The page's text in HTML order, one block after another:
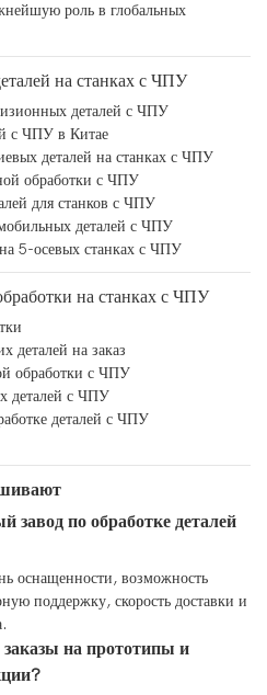
роль в глобальных
на станках с ЧПУ
деталей с ЧПУ
с ЧПУ в Китае
деталей на станках с ЧПУ
обработки с ЧПУ
для станков с ЧПУ
деталей с ЧПУ
5-осевых станках с ЧПУ
на станках с ЧПУ
деталей на заказ
обработки с ЧПУ
деталей с ЧПУ
деталей с ЧПУ
по обработке деталей
оснащенности, возможность
поддержку, скорость доставки и
на прототипы и